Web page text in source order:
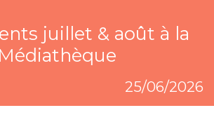
juillet & août à la
Médiathèque
25/06/2026